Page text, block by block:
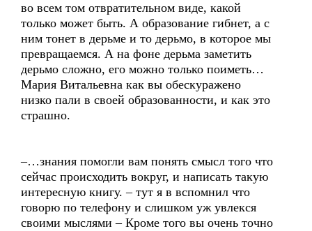
во всем том отвратительном виде, какой
только может быть. А образование гибнет, а с
ним тонет в дерьме и то дерьмо, в которое мы
превращаемся. А на фоне дерьма заметить
дерьмо сложно, его можно только поиметь…
Мария Витальевна как вы обескуражено
низко пали в своей образованности, и как это
страшно.
–…знания помогли вам понять смысл того что
сейчас происходить вокруг, и написать такую
интересную книгу. – тут я в вспомнил что
говорю по телефону и слишком уж увлекся
своими мыслями – Кроме того вы очень точно